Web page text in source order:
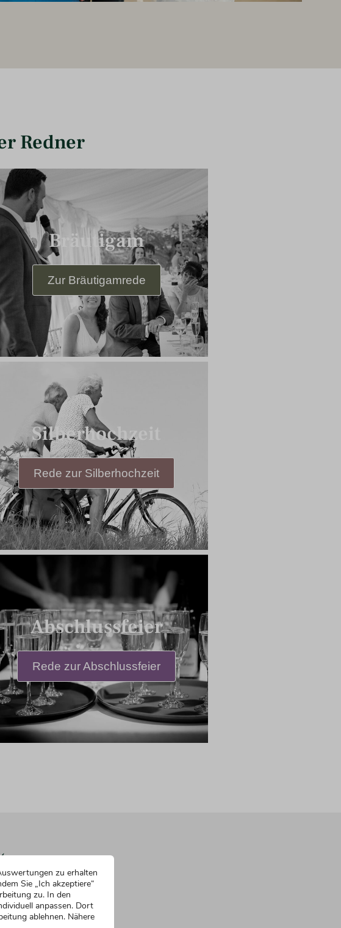
Redner
Bräutigam
Zur Bräutigamrede
Silberhochzeit
Rede zur Silberhochzeit
Abschlussfeier
Rede zur Abschlussfeier
zu erhalten
Sie „Ich akzeptiere“
zu. In den
anpassen. Dort
ablehnen. Nähere